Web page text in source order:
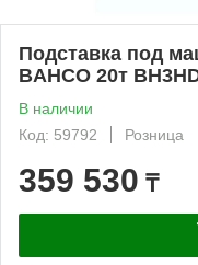
Подставка под
BAHCO 20т
В наличии
Код: 59792
Розница
359 530 ₸